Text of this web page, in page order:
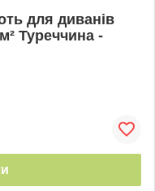
для диванів
Туреччина -